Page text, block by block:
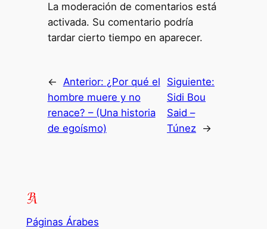
La moderación de comentarios está
activada. Su comentario podría
tardar cierto tiempo en aparecer.
← Anterior: ¿Por qué el
hombre muere y no
renace? – (Una historia
de egoísmo)
Siguiente:
Sidi Bou
Said –
Túnez →
Páginas Árabes